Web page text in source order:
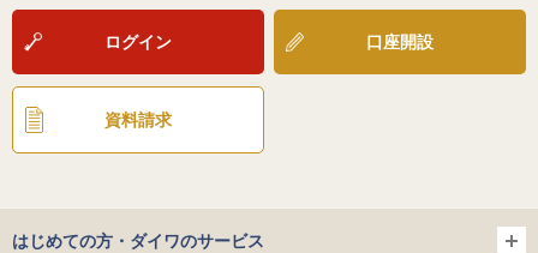
ログイン 口座開設
資料請求
はじめての方・ダイワのサービス